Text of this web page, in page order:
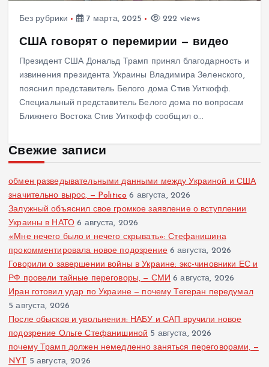
Без рубрики 7 марта, 2025 222 views
США говорят о перемирии — видео
Президент США Дональд Трамп принял благодарность и
извинения президента Украины Владимира Зеленского,
пояснил представитель Белого дома Стив Уиткофф.
Специальный представитель Белого дома по вопросам
Ближнего Востока Стив Уиткофф сообщил о…
Свежие записи
обмен разведывательными данными между Украиной и США
значительно вырос, — Politico 6 августа, 2026
Залужный объяснил свое громкое заявление о вступлении
Украины в НАТО 6 августа, 2026
«Мне нечего было и нечего скрывать»: Стефанишина
прокомментировала новое подозрение 6 августа, 2026
Говорили о завершении войны в Украине: экс-чиновники ЕС и
РФ провели тайные переговоры, — СМИ 6 августа, 2026
Иран готовил удар по Украине — почему Тегеран передумал
5 августа, 2026
После обысков и увольнения: НАБУ и САП вручили новое
подозрение Ольге Стефанишиной 5 августа, 2026
почему Трамп должен немедленно заняться переговорами, —
NYT 5 августа, 2026